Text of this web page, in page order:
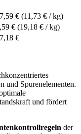
€ (11,73 € / kg)
€ (19,18 € / kg)
€
und Spurenelementen.
und fördert
der